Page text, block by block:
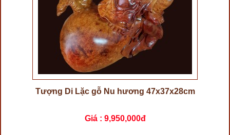
Tượng Di Lặc gỗ Nu hương 47x37x28cm
Giá : 9,950,000đ